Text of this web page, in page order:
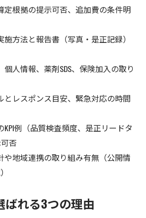
定根拠の提示可否、追加費の条件明
方法と報告書（写真・是正記録）
人情報、薬剤SDS、保険加入の取り
とレスポンス目安、緊急対応の時間
KPI例（品質検査頻度、是正リードタ
否
や地域連携の取り組み有無（公開情
ばれる3つの理由